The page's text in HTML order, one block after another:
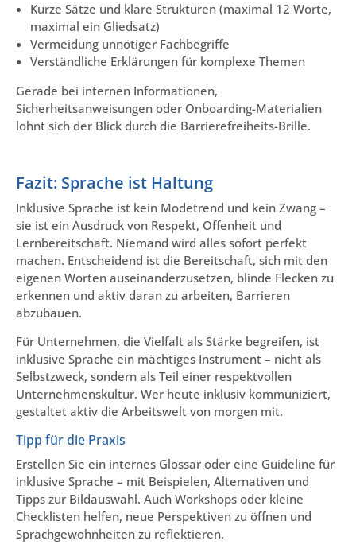
Kurze Sätze und klare Strukturen (maximal 12 Worte,
maximal ein Gliedsatz)
Vermeidung unnötiger Fachbegriffe
Verständliche Erklärungen für komplexe Themen
Gerade bei internen Informationen,
Sicherheitsanweisungen oder Onboarding-Materialien
lohnt sich der Blick durch die Barrierefreiheits-Brille.
Fazit: Sprache ist Haltung
Inklusive Sprache ist kein Modetrend und kein Zwang –
sie ist ein Ausdruck von Respekt, Offenheit und
Lernbereitschaft. Niemand wird alles sofort perfekt
machen. Entscheidend ist die Bereitschaft, sich mit den
eigenen Worten auseinanderzusetzen, blinde Flecken zu
erkennen und aktiv daran zu arbeiten, Barrieren
abzubauen.
Für Unternehmen, die Vielfalt als Stärke begreifen, ist
inklusive Sprache ein mächtiges Instrument – nicht als
Selbstzweck, sondern als Teil einer respektvollen
Unternehmenskultur. Wer heute inklusiv kommuniziert,
gestaltet aktiv die Arbeitswelt von morgen mit.
Tipp für die Praxis
Erstellen Sie ein internes Glossar oder eine Guideline für
inklusive Sprache – mit Beispielen, Alternativen und
Tipps zur Bildauswahl. Auch Workshops oder kleine
Checklisten helfen, neue Perspektiven zu öffnen und
Sprachgewohnheiten zu reflektieren.